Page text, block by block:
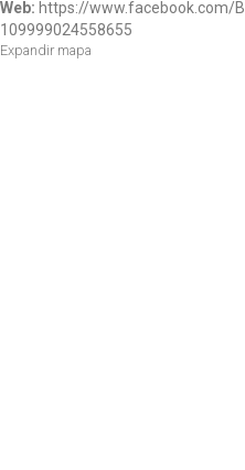
Web: https://www.facebook.com/
109999024558655
Expandir mapa